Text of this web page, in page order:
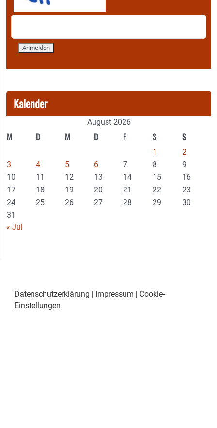
Kalender
August 2026
M D M D F S S
1
2
3
4 5 6 7 8
9
10
11 12 13 14 15
16
17
18 19 20 21 22
23
24
25 26 27 28 29
30
31
« Jul
Datenschutzerklärung Impressum
Cookie-
Einstellungen